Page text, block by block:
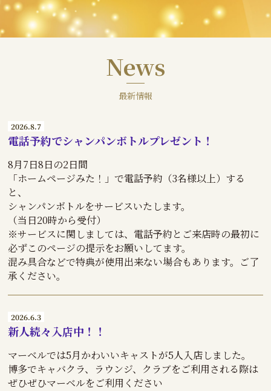
News
最新情報
2026.8.7
電話予約でシャンパンボトルプレゼント！
8月7日8日の2日間
「ホームページみた！」で電話予約（3名様以上）する
と、
シャンパンボトルをサービスいたします。
（当日20時から受付）
※サービスに関しましては、電話予約とご来店時の最初に
必ずこのページの提示をお願いしてます。
混み具合などで特典が使用出来ない場合もあります。ご了
承ください。
2026.6.3
新人続々入店中！！
マーベルでは5月かわいいキャストが5人入店しました。
博多でキャバクラ、ラウンジ、クラブをご利用される際は
ぜひぜひマーベルをご利用ください